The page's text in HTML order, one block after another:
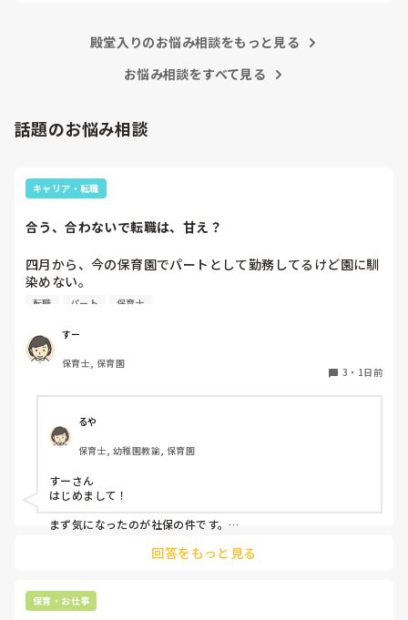
殿堂入りのお悩み相談をもっと見る
お悩み相談をすべて見る
話題のお悩み相談
キャリア・転職
合う、合わないで転職は、甘え？
四月から、今の保育園でパートとして勤務してるけど園に馴
染めない。
前勤務してた園は8年続いたのに。。
なんでこんなに馴染めないんだろう。。
先生達はいい人達だと思う。
いし、気になる。気にしないようにしてる。
休憩中とか話の輪に入って話す時もあれば、話したくない
時、不慣れからか、人見知りで、喋れない時がある。みんな
でワイワイ話してすごいなって思う。
会社内の働き方改革か、来年から、扶養内は106万だけにな
るらしい。社保に入るなら週5にしなきゃいけないみた
い。。。今の自分は、まだそんなに働けない。。
子どもはかわいいけど、毎日体痛いし、疲れました。
他の職場を探そうかな。甘えでしょうか？
転職 パート 保育士
すー
保育士, 保育園
3 ・ 1日前
るや
保育士, 幼稚園教諭, 保育園
すーさん
はじめまして！
まず気になったのが社保の件です。
せば加入対象となります。
企業規模要件の段階的撤廃：現行の「従業員数51人以上」の要
回答をもっと見る
保育・お仕事